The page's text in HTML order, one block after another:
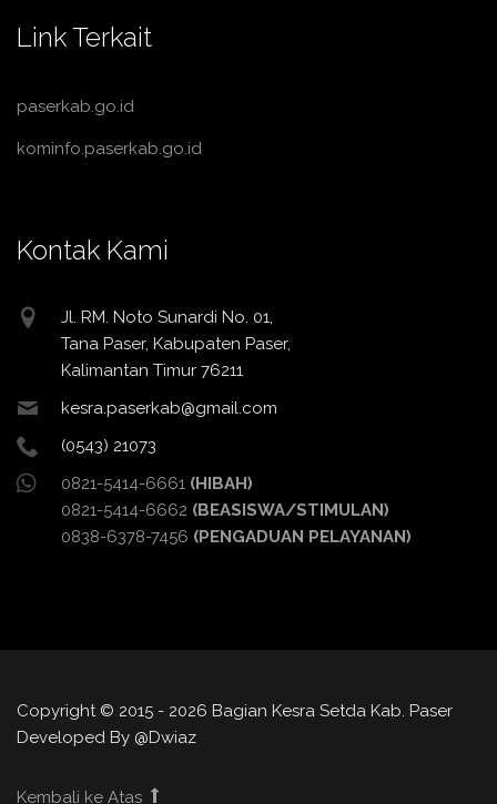
Link Terkait
paserkab.go.id
kominfo.paserkab.go.id
Kontak Kami
Jl. RM. Noto Sunardi No. 01,
Tana Paser, Kabupaten Paser,
Kalimantan Timur 76211
kesra.paserkab@gmail.com
(0543) 21073
0821-5414-6661 (HIBAH)
0821-5414-6662 (BEASISWA/STIMULAN)
0838-6378-7456 (PENGADUAN PELAYANAN)
Copyright © 2015 - 2026 Bagian Kesra Setda Kab. Paser
Developed By @Dwiaz
Kembali ke Atas